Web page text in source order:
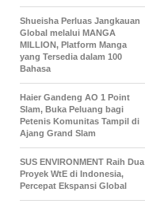
Shueisha Perluas Jangkauan
Global melalui MANGA
MILLION, Platform Manga
yang Tersedia dalam 100
Bahasa
Haier Gandeng AO 1 Point
Slam, Buka Peluang bagi
Petenis Komunitas Tampil di
Ajang Grand Slam
SUS ENVIRONMENT Raih Dua
Proyek WtE di Indonesia,
Percepat Ekspansi Global